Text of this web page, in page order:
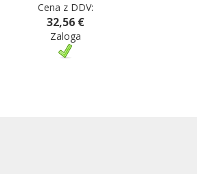
Cena z DDV:
32,56 €
Zaloga